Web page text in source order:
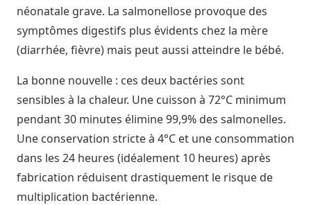
néonatale grave. La salmonellose provoque des
symptômes digestifs plus évidents chez la mère
(diarrhée, fièvre) mais peut aussi atteindre le bébé.
La bonne nouvelle : ces deux bactéries sont
sensibles à la chaleur. Une cuisson à 72°C minimum
pendant 30 minutes élimine 99,9% des salmonelles.
Une conservation stricte à 4°C et une consommation
dans les 24 heures (idéalement 10 heures) après
fabrication réduisent drastiquement le risque de
multiplication bactérienne.